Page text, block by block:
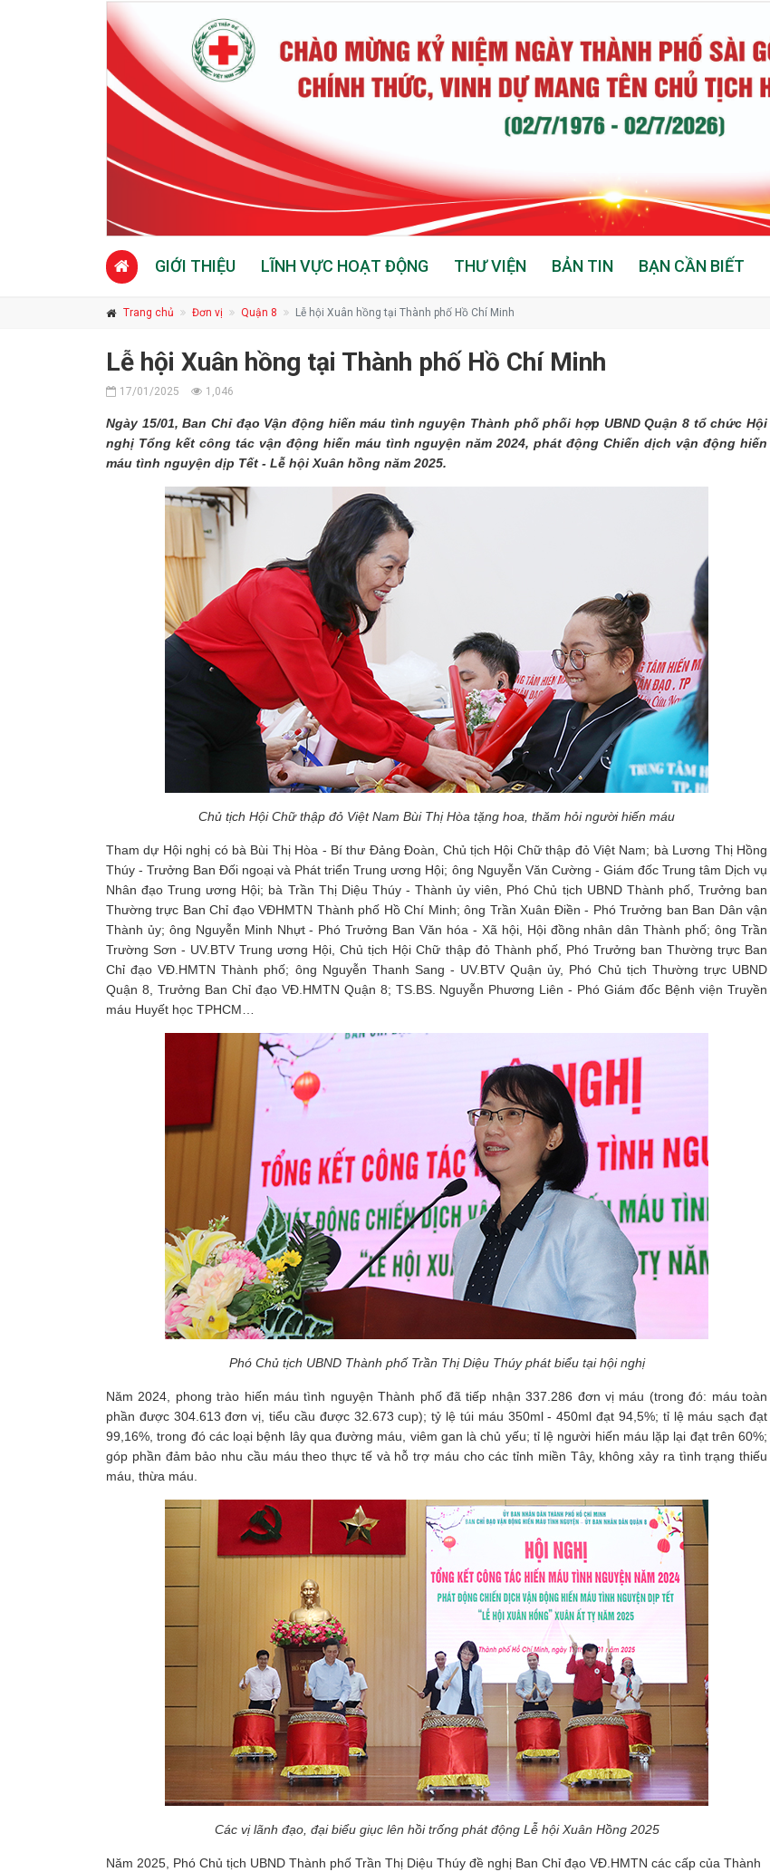
GIỚI THIỆU LĨNH VỰC HOẠT ĐỘNG THƯ VIỆN BẢN TIN BẠN CẦN BIẾT
Trang chủ Đơn vị Quận 8 Lễ hội Xuân hồng tại Thành phố Hồ Chí Minh
Lễ hội Xuân hồng tại Thành phố Hồ Chí Minh
17/01/2025 1,046
Ngày 15/01, Ban Chỉ đạo Vận động hiến máu tình nguyện Thành phố phối hợp UBND Quận 8 tổ chức Hội
nghị Tổng kết công tác vận động hiến máu tình nguyện năm 2024, phát động Chiến dịch vận động hiến
máu tình nguyện dịp Tết - Lễ hội Xuân hồng năm 2025.
Chủ tịch Hội Chữ thập đỏ Việt Nam Bùi Thị Hòa tặng hoa, thăm hỏi người hiến máu
Tham dự Hội nghị có bà Bùi Thị Hòa - Bí thư Đảng Đoàn, Chủ tịch Hội Chữ thập đỏ Việt Nam; bà Lương Thị Hồng
Thúy - Trưởng Ban Đối ngoại và Phát triển Trung ương Hội; ông Nguyễn Văn Cường - Giám đốc Trung tâm Dịch vụ
Nhân đạo Trung ương Hội; bà Trần Thị Diệu Thúy - Thành ủy viên, Phó Chủ tịch UBND Thành phố, Trưởng ban
Thường trực Ban Chỉ đạo VĐHMTN Thành phố Hồ Chí Minh; ông Trần Xuân Điền - Phó Trưởng ban Ban Dân vận
Thành ủy; ông Nguyễn Minh Nhựt - Phó Trưởng Ban Văn hóa - Xã hội, Hội đồng nhân dân Thành phố; ông Trần
Trường Sơn - UV.BTV Trung ương Hội, Chủ tịch Hội Chữ thập đỏ Thành phố, Phó Trưởng ban Thường trực Ban
Chỉ đạo VĐ.HMTN Thành phố; ông Nguyễn Thanh Sang - UV.BTV Quận ủy, Phó Chủ tịch Thường trực UBND
Quận 8, Trưởng Ban Chỉ đạo VĐ.HMTN Quận 8; TS.BS. Nguyễn Phương Liên - Phó Giám đốc Bệnh viện Truyền
máu Huyết học TPHCM…
Phó Chủ tịch UBND Thành phố Trần Thị Diệu Thúy phát biểu tại hội nghị
Năm 2024, phong trào hiến máu tình nguyện Thành phố đã tiếp nhận 337.286 đơn vị máu (trong đó: máu toàn
phần được 304.613 đơn vị, tiểu cầu được 32.673 cup); tỷ lệ túi máu 350ml - 450ml đạt 94,5%; tỉ lệ máu sạch đạt
99,16%, trong đó các loại bệnh lây qua đường máu, viêm gan là chủ yếu; tỉ lệ người hiến máu lặp lại đạt trên 60%;
góp phần đảm bảo nhu cầu máu theo thực tế và hỗ trợ máu cho các tỉnh miền Tây, không xảy ra tình trạng thiếu
máu, thừa máu.
Các vị lãnh đạo, đại biểu giục lên hồi trống phát động Lễ hội Xuân Hồng 2025
Năm 2025, Phó Chủ tịch UBND Thành phố Trần Thị Diệu Thúy đề nghị Ban Chỉ đạo VĐ.HMTN các cấp của Thành